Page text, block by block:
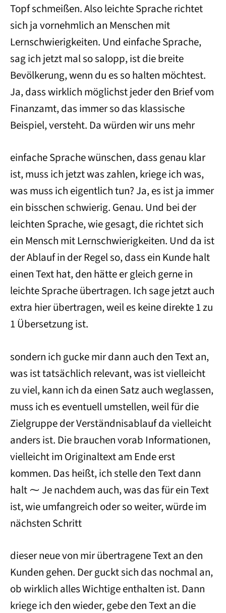
Topf schmeißen. Also leichte Sprache richtet
sich ja vornehmlich an Menschen mit
Lernschwierigkeiten. Und einfache Sprache,
sag ich jetzt mal so salopp, ist die breite
Bevölkerung, wenn du es so halten möchtest.
Ja, dass wirklich möglichst jeder den Brief vom
Finanzamt, das immer so das klassische
Beispiel, versteht. Da würden wir uns mehr
einfache Sprache wünschen, dass genau klar
ist, muss ich jetzt was zahlen, kriege ich was,
was muss ich eigentlich tun? Ja, es ist ja immer
ein bisschen schwierig. Genau. Und bei der
leichten Sprache, wie gesagt, die richtet sich
ein Mensch mit Lernschwierigkeiten. Und da ist
der Ablauf in der Regel so, dass ein Kunde halt
einen Text hat, den hätte er gleich gerne in
leichte Sprache übertragen. Ich sage jetzt auch
extra hier übertragen, weil es keine direkte 1 zu
1 Übersetzung ist.
sondern ich gucke mir dann auch den Text an,
was ist tatsächlich relevant, was ist vielleicht
zu viel, kann ich da einen Satz auch weglassen,
muss ich es eventuell umstellen, weil für die
Zielgruppe der Verständnisablauf da vielleicht
anders ist. Die brauchen vorab Informationen,
vielleicht im Originaltext am Ende erst
kommen. Das heißt, ich stelle den Text dann
halt ⁓ Je nachdem auch, was das für ein Text
ist, wie umfangreich oder so weiter, würde im
nächsten Schritt
dieser neue von mir übertragene Text an den
Kunden gehen. Der guckt sich das nochmal an,
ob wirklich alles Wichtige enthalten ist. Dann
kriege ich den wieder, gebe den Text an die